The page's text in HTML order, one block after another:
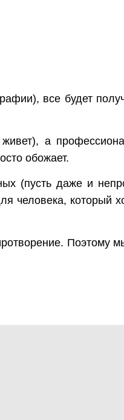
все будет
а
обожает.
(пусть даже и
который
Поэтому